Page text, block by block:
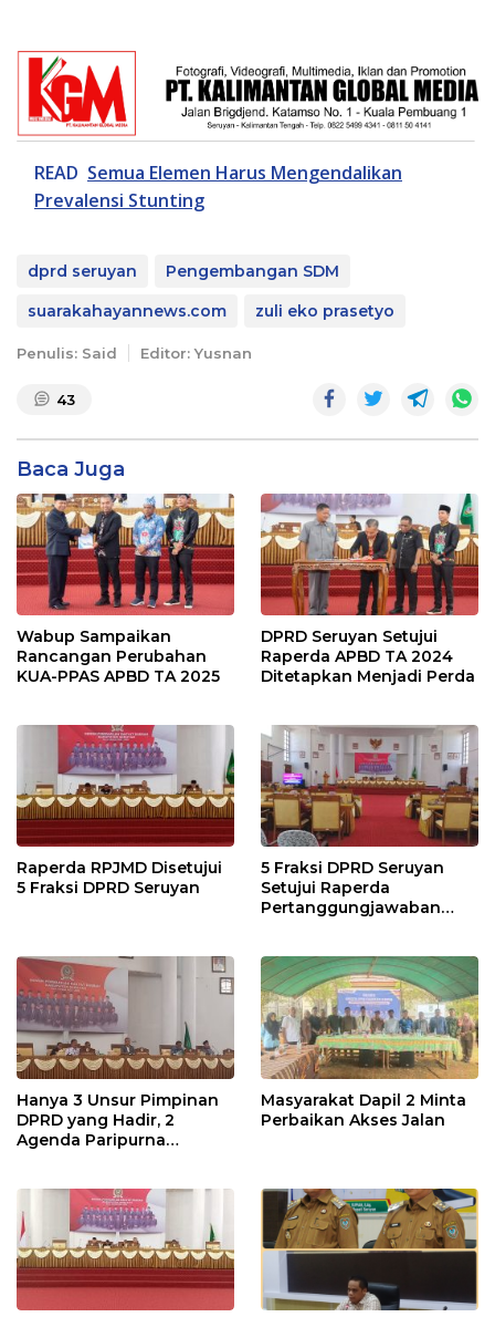
READ Semua Elemen Harus Mengendalikan
Prevalensi Stunting
dprd seruyan
Pengembangan SDM
suarakahayannews.com
zuli eko prasetyo
Penulis: Said Editor: Yusnan
43
Baca Juga
Wabup Sampaikan
Rancangan Perubahan
KUA-PPAS APBD TA 2025
DPRD Seruyan Setujui
Raperda APBD TA 2024
Ditetapkan Menjadi Perda
Raperda RPJMD Disetujui
5 Fraksi DPRD Seruyan
5 Fraksi DPRD Seruyan
Setujui Raperda
Pertanggungjawaban
Hanya 3 Unsur Pimpinan
DPRD yang Hadir, 2
Agenda Paripurna
Masyarakat Dapil 2 Minta
Perbaikan Akses Jalan